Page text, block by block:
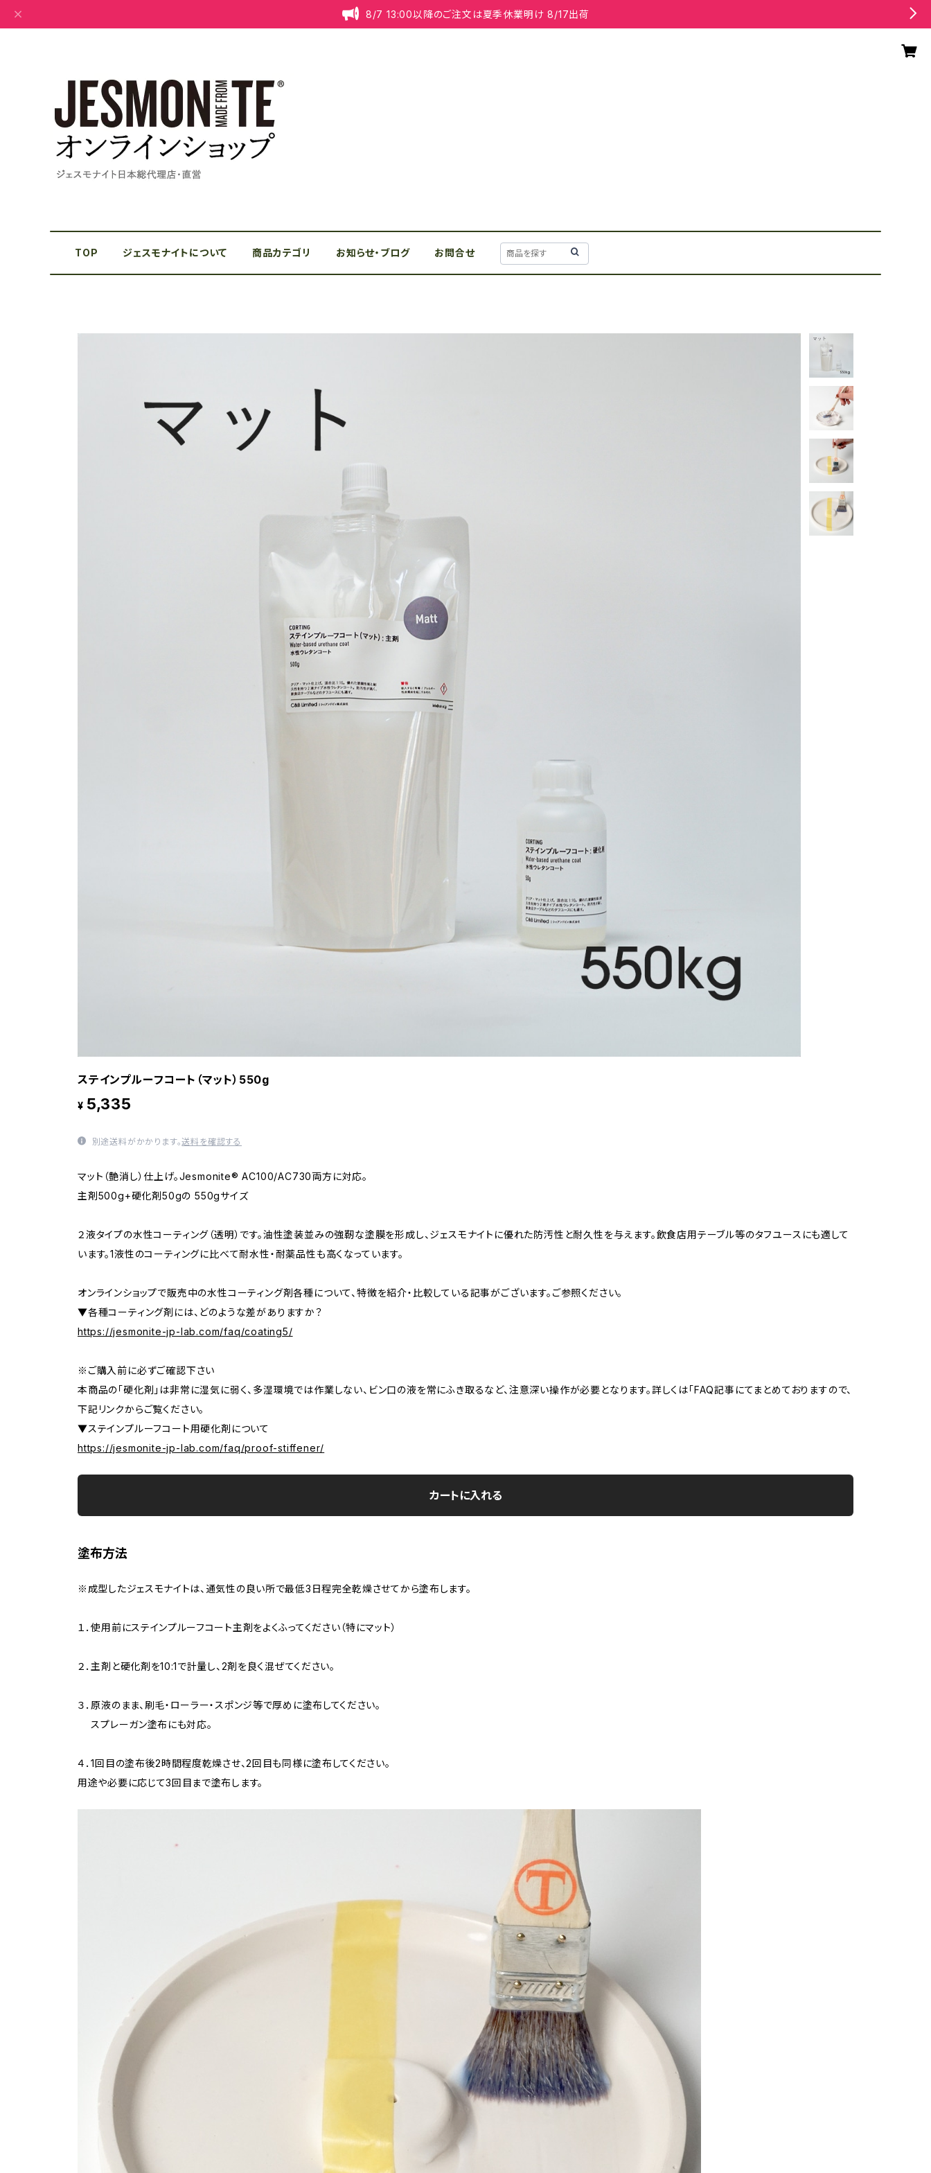
8/7 13:00以降のご注文は夏季休業明け 8/17出荷
TOP ジェスモナイトについて 商品カテゴリ お知らせ・ブログ お問合せ
ステインプルーフコート（マット）550g
¥ 5,335
別途送料がかかります。送料を確認する
マット（艶消し）仕上げ。Jesmonite® AC100/AC730両方に対応。
主剤500g+硬化剤50gの 550gサイズ
２液タイプの水性コーティング（透明）です。油性塗装並みの強靭な塗膜を形成し、ジェスモナイトに優れた防汚性と耐久性を与えます。飲食店用テーブル等のタフユースにも適して
います。1液性のコーティングに比べて耐水性・耐薬品性も高くなっています。
オンラインショップで販売中の水性コーティング剤各種について、特徴を紹介・比較している記事がございます。ご参照ください。
▼各種コーティング剤には、どのような差がありますか？
https://jesmonite-jp-lab.com/faq/coating5/
※ご購入前に必ずご確認下さい
本商品の「硬化剤」は非常に湿気に弱く、多湿環境では作業しない、ビン口の液を常にふき取るなど、注意深い操作が必要となります。詳しくは「FAQ記事にてまとめておりますので、
下記リンクからご覧ください。
▼ステインプルーフコート用硬化剤について
https://jesmonite-jp-lab.com/faq/proof-stiffener/
カートに入れる
塗布方法
※成型したジェスモナイトは、通気性の良い所で最低3日程完全乾燥させてから塗布します。
１．使用前にステインプルーフコート主剤をよくふってください（特にマット）
２．主剤と硬化剤を10:1で計量し、2剤を良く混ぜてください。
３．原液のまま、刷毛・ローラー・スポンジ等で厚めに塗布してください。
スプレーガン塗布にも対応。
４．1回目の塗布後2時間程度乾燥させ、2回目も同様に塗布してください。
用途や必要に応じて3回目まで塗布します。